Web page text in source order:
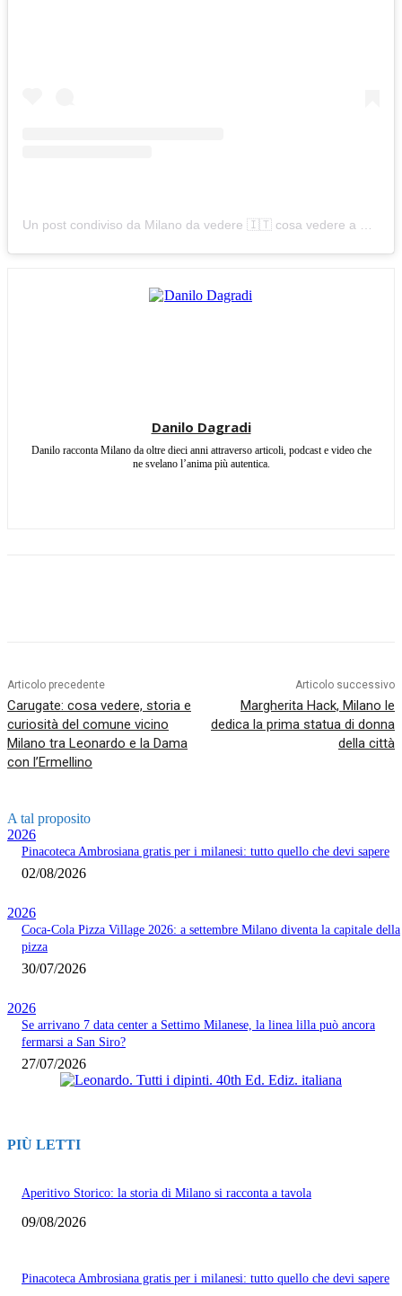
Un post condiviso da Milano da vedere 🇮🇹 cosa vedere a Milano (@milanodavedere)
Danilo Dagradi
Danilo racconta Milano da oltre dieci anni attraverso articoli, podcast e video che
ne svelano l’anima più autentica.
Articolo precedente
Carugate: cosa vedere, storia e
curiosità del comune vicino
Milano tra Leonardo e la Dama
con l’Ermellino
Articolo successivo
Margherita Hack, Milano le
dedica la prima statua di donna
della città
A tal proposito
2026
Pinacoteca Ambrosiana gratis per i milanesi: tutto quello che devi sapere
02/08/2026
2026
Coca-Cola Pizza Village 2026: a settembre Milano diventa la capitale della
pizza
30/07/2026
2026
Se arrivano 7 data center a Settimo Milanese, la linea lilla può ancora
fermarsi a San Siro?
27/07/2026
PIÙ LETTI
Aperitivo Storico: la storia di Milano si racconta a tavola
09/08/2026
Pinacoteca Ambrosiana gratis per i milanesi: tutto quello che devi sapere